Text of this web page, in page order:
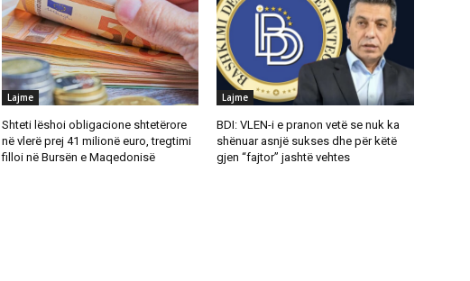
Lajme
Shteti lëshoi obligacione shtetërore
në vlerë prej 41 milionë euro, tregtimi
filloi në Bursën e Maqedonisë
Lajme
BDI: VLEN-i e pranon vetë se nuk ka
shënuar asnjë sukses dhe për këtë
gjen “fajtor” jashtë vehtes